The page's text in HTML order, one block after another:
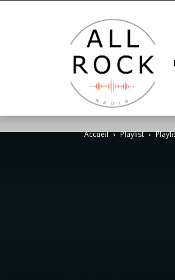
Accueil Playlist